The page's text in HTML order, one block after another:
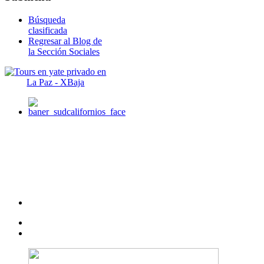
Búsqueda
clasificada
Regresar al Blog de
la Sección Sociales